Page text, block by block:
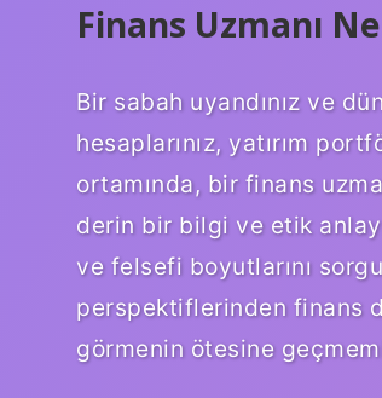
Finans Uzmanı
Bir sabah uyandınız ve
hesaplarınız, yatırım
ortamında, bir finans
derin bir bilgi ve etik
ve felsefi boyutlarını
perspektiflerinden finans
görmenin ötesine